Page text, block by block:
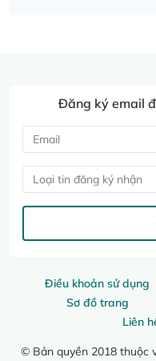
Điều khoản sử dụng
Sơ đồ trang
Liên
© Bản quyền 2018 thuộc
Đăng ký email
Loại tin đăng ký nhận